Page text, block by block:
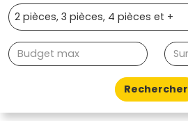
Rechercher